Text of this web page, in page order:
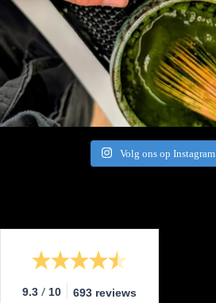
Volg ons op Instagram
9.3 / 10 693 reviews